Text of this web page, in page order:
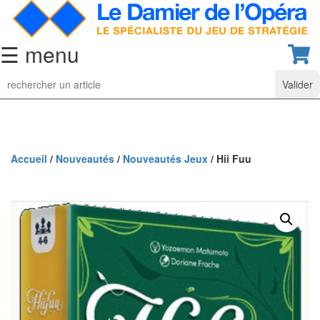
☰ menu
Jeu
d’Echecs
collection
classiques
Pièces
d’échecs
classiques
Coffrets
Accueil / Nouveautés / Nouveautés Jeux / Hii Fuu